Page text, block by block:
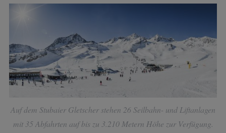
Auf dem Stubaier Gletscher stehen 26 Seilbahn- und Liftanlagen
mit 35 Abfahrten auf bis zu 3.210 Metern Höhe zur Verfügung.